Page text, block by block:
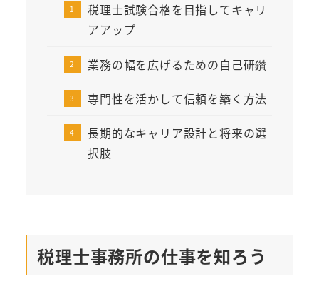
税理士試験合格を目指してキャリ
アアップ
業務の幅を広げるための自己研鑽
専門性を活かして信頼を築く方法
長期的なキャリア設計と将来の選
択肢
税理士事務所の仕事を知ろう